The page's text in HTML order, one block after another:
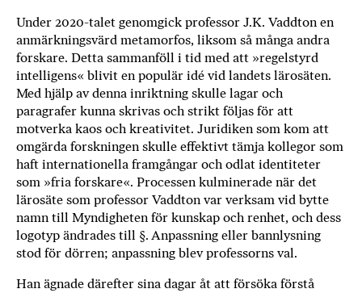
n
e
h
o
s
F
r
i
T
a
n
k
e
Under 2020-talet genomgick professor J.K. Vaddton en
anmärkningsvärd metamorfos, liksom så många andra
forskare. Detta sammanföll i tid med att »regelstyrd
intelligens« blivit en populär idé vid landets lärosäten.
Med hjälp av denna inriktning skulle lagar och
paragrafer kunna skrivas och strikt följas för att
motverka kaos och kreativitet. Juridiken som kom att
omgärda forskningen skulle effektivt tämja kollegor som
haft internationella framgångar och odlat identiteter
som »fria forskare«. Processen kulminerade när det
lärosäte som professor Vaddton var verksam vid bytte
namn till Myndigheten för kunskap och renhet, och dess
logotyp ändrades till §. Anpassning eller bannlysning
stod för dörren; anpassning blev professorns val.
Han ägnade därefter sina dagar åt att försöka förstå